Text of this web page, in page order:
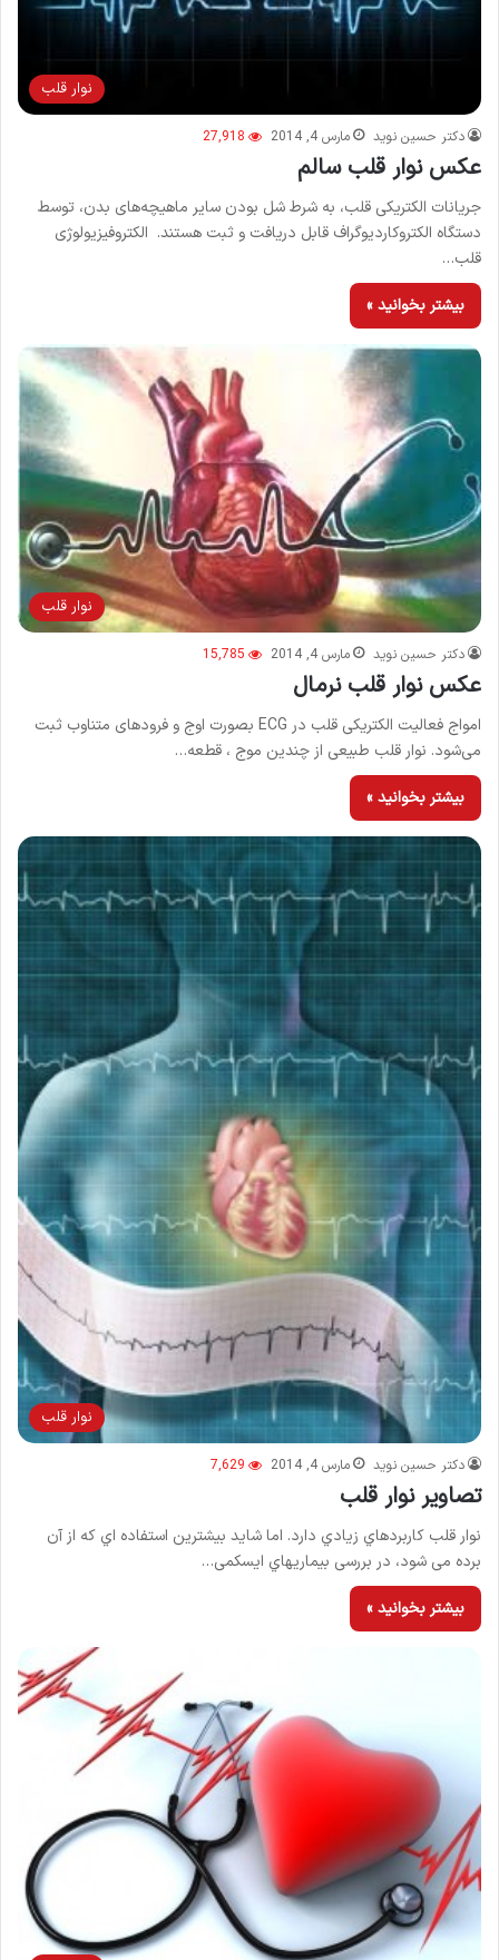
نوار قلب
دکتر حسین نوید مارس 4, 2014 27,918
عکس نوار قلب سالم
جریانات الکتریکی قلب، به شرط شل بودن سایر ماهیچه‌های بدن، توسط
دستگاه الکتروکاردیوگراف قابل دریافت و ثبت هستند. الکتروفیزیولوژی
قلب…
بیشتر بخوانید »
نوار قلب
دکتر حسین نوید مارس 4, 2014 15,785
عکس نوار قلب نرمال
امواج فعالیت الکتریکی قلب در ECG بصورت اوج و فرودهای متناوب ثبت
می‌شود. نوار قلب طبیعی از چندین موج ، قطعه…
بیشتر بخوانید »
نوار قلب
دکتر حسین نوید مارس 4, 2014 7,629
تصاویر نوار قلب
نوار قلب کاربردهاي زیادي دارد. اما شاید بیشترین استفاده اي که از آن
برده می شود، در بررسی بیماریهاي ایسکمی…
بیشتر بخوانید »